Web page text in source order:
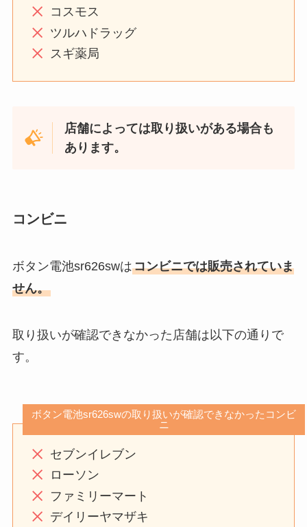
コスモス
ツルハドラッグ
スギ薬局
店舗によっては取り扱いがある場合も
あります。
コンビニ
ボタン電池sr626swはコンビニでは販売されていま
せん。
取り扱いが確認できなかった店舗は以下の通りで
す。
ボタン電池sr626swの取り扱いが確認できなかったコンビ
ニ
セブンイレブン
ローソン
ファミリーマート
デイリーヤマザキ